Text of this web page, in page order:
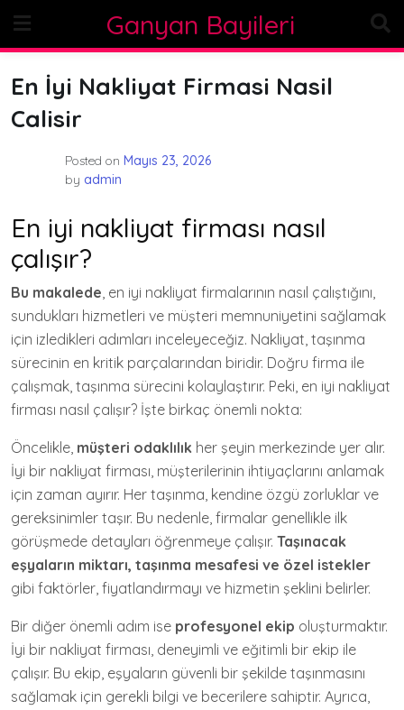
content
Ganyan Bayileri
En İyi Nakliyat Firmasi Nasil
Calisir
Posted on Mayıs 23, 2026
by admin
En iyi nakliyat firması nasıl
çalışır?
Bu makalede, en iyi nakliyat firmalarının nasıl çalıştığını,
sundukları hizmetleri ve müşteri memnuniyetini sağlamak
için izledikleri adımları inceleyeceğiz. Nakliyat, taşınma
sürecinin en kritik parçalarından biridir. Doğru firma ile
çalışmak, taşınma sürecini kolaylaştırır. Peki, en iyi nakliyat
firması nasıl çalışır? İşte birkaç önemli nokta:
Öncelikle, müşteri odaklılık her şeyin merkezinde yer alır.
İyi bir nakliyat firması, müşterilerinin ihtiyaçlarını anlamak
için zaman ayırır. Her taşınma, kendine özgü zorluklar ve
gereksinimler taşır. Bu nedenle, firmalar genellikle ilk
görüşmede detayları öğrenmeye çalışır. Taşınacak
eşyaların miktarı, taşınma mesafesi ve özel istekler
gibi faktörler, fiyatlandırmayı ve hizmetin şeklini belirler.
Bir diğer önemli adım ise profesyonel ekip oluşturmaktır.
İyi bir nakliyat firması, deneyimli ve eğitimli bir ekip ile
çalışır. Bu ekip, eşyaların güvenli bir şekilde taşınmasını
sağlamak için gerekli bilgi ve becerilere sahiptir. Ayrıca,